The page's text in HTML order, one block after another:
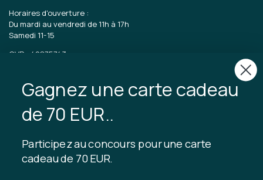
Horaires d'ouverture :
Du mardi au vendredi de 11h à 17h
Samedi 11-15
CVR : 40875743
TIBLADIN
À propos de Tibladin
Blog
Abonnez-vous au club client
Nous contacter
Gagnez une carte cadeau
de 70 EUR..
Participez au concours pour une carte
cadeau de 70 EUR.